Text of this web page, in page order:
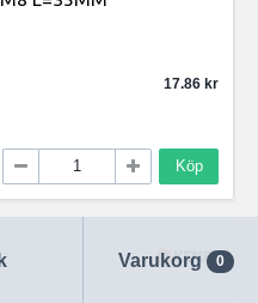
Varukorg 0
17.86
Köp